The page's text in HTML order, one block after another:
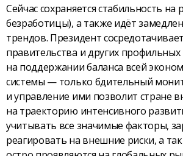
Сейчас сохраняется стабильность на
безработицы), а также идёт
трендов. Президент
правительства и других
на поддержании баланса всей
системы — только бдительный
и управление ими позволит стране
на траекторию интенсивного
учитывать все значимые факторы,
реагировать на внешние риски, а